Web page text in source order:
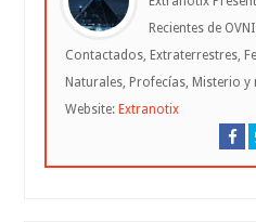
Recientes de
Contactados, Extraterrestres,
Naturales, Profecías, Misterio y
Website: Extranotix